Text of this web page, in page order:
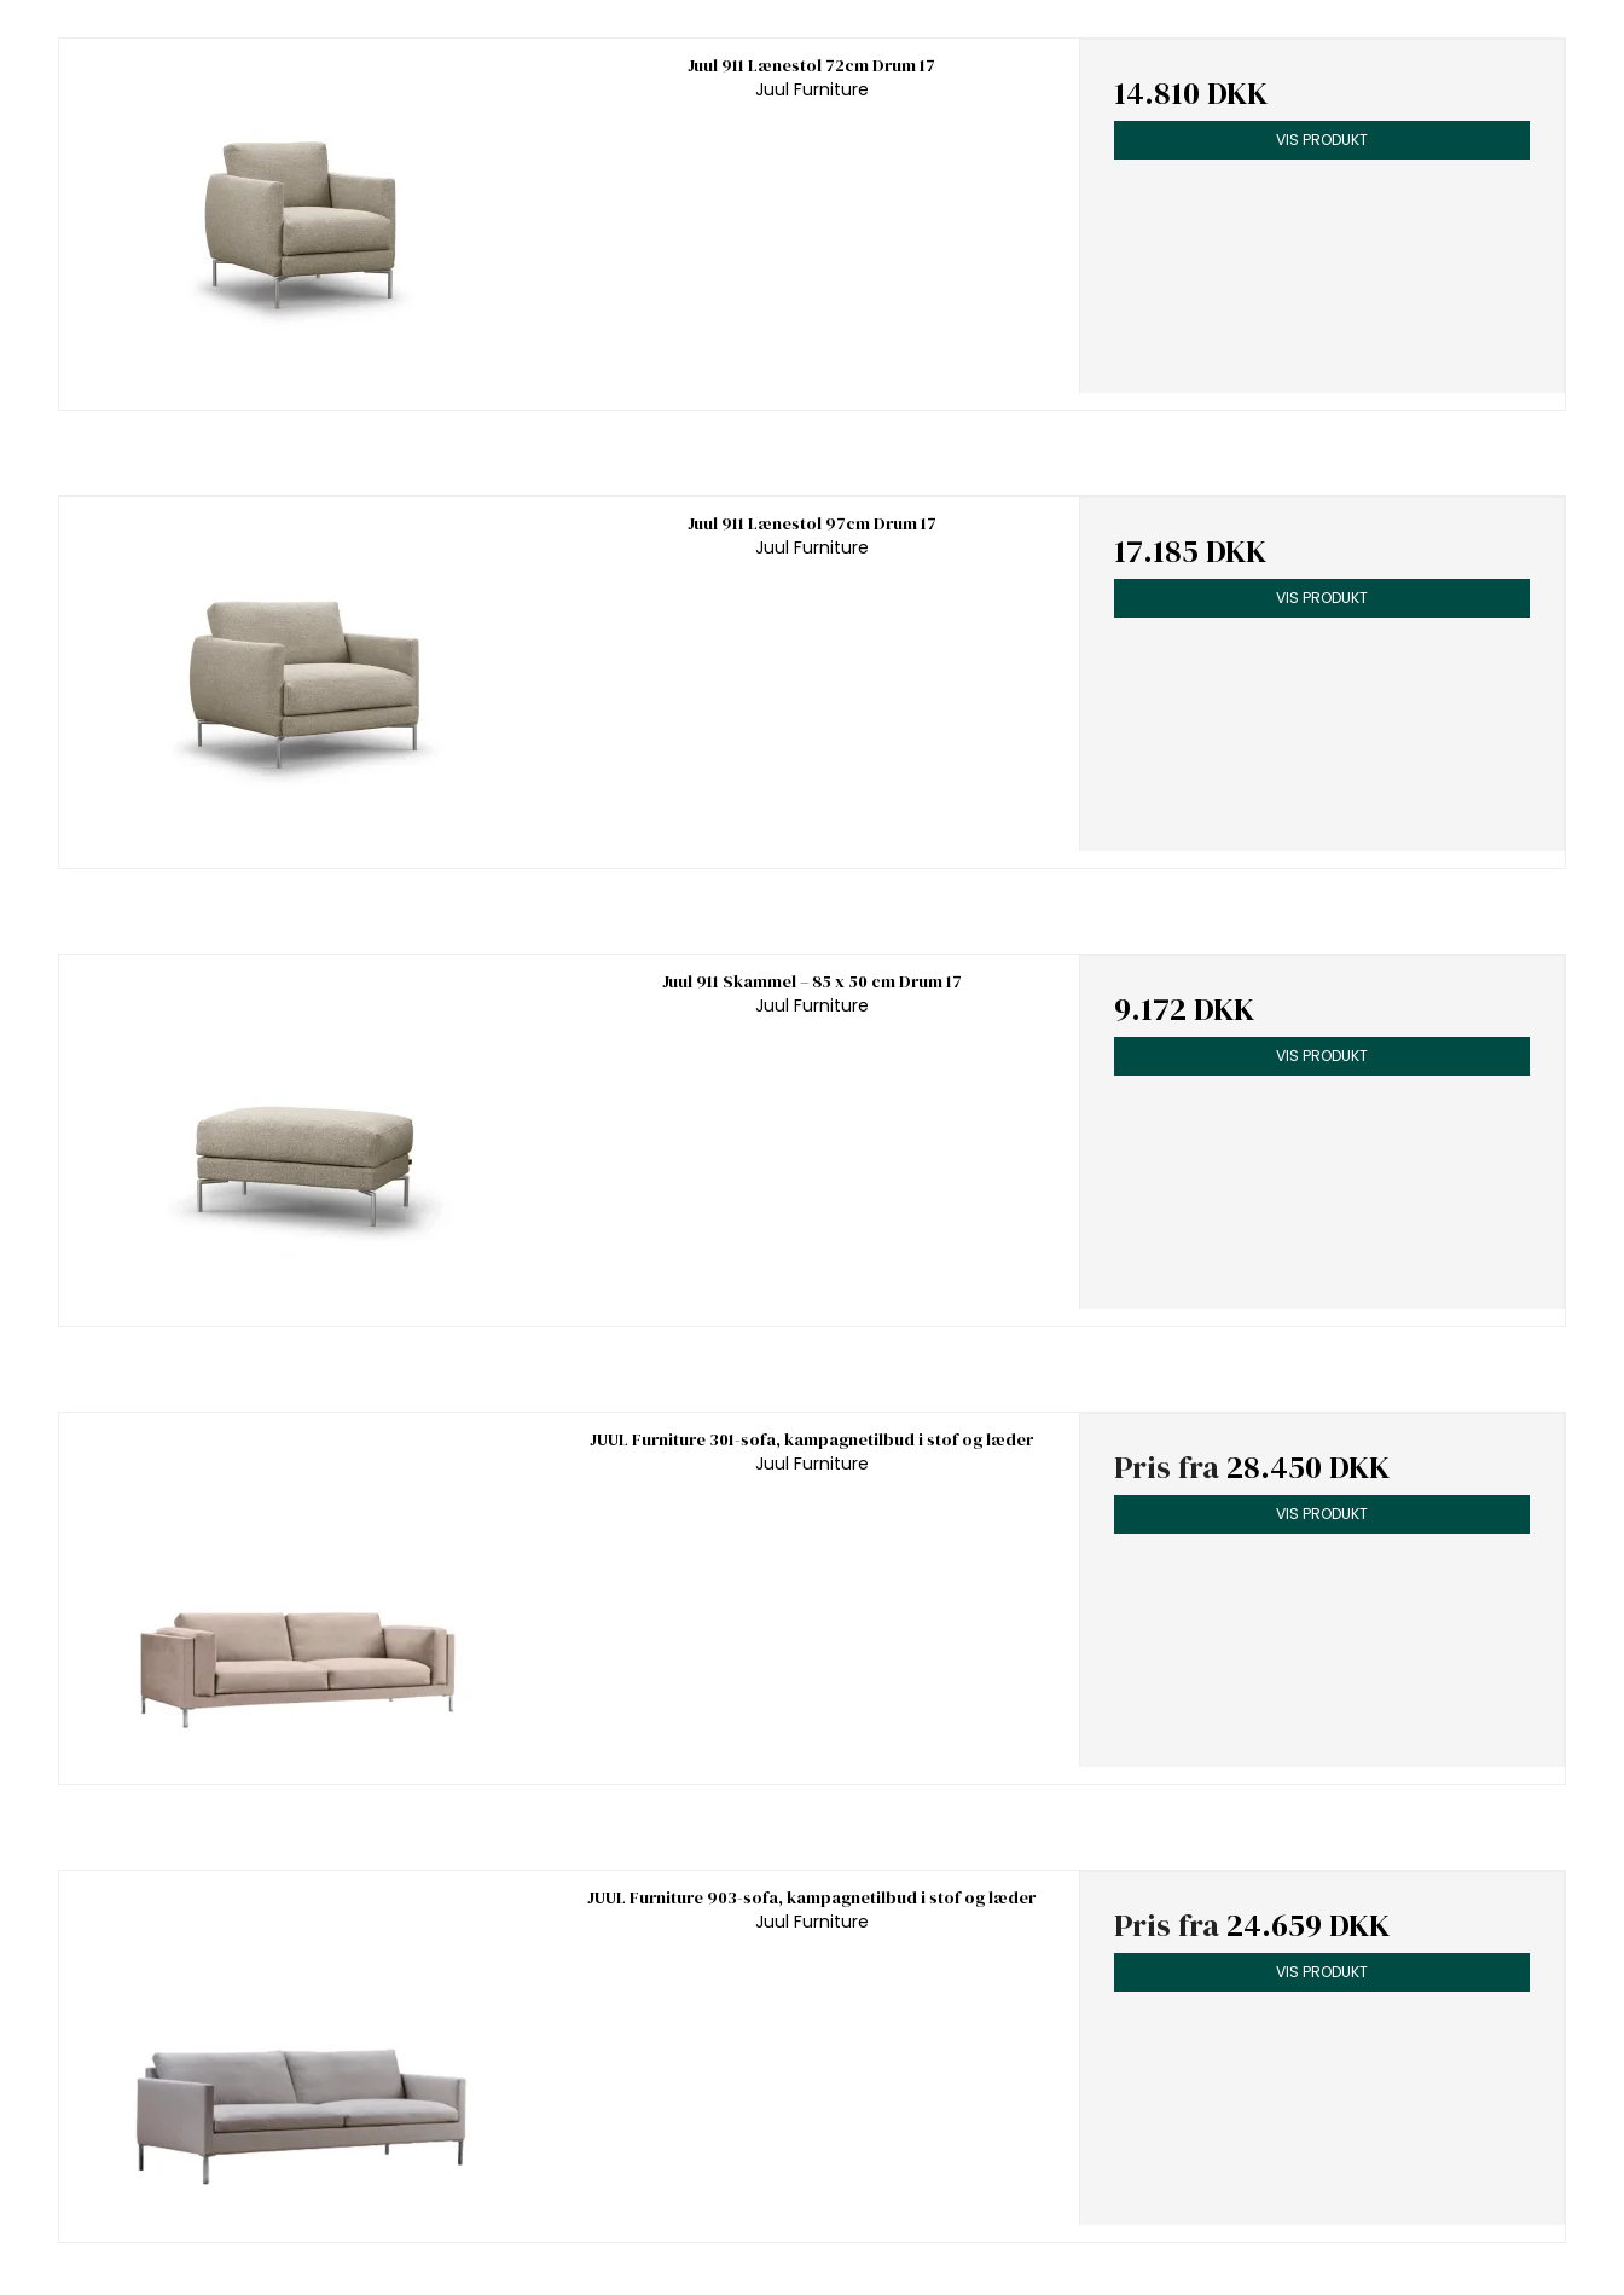
Juul 911 Lænestol 72cm Drum 17
Juul Furniture
14.810 DKK
VIS PRODUKT
Juul 911 Lænestol 97cm Drum 17
Juul Furniture
17.185 DKK
VIS PRODUKT
Juul 911 Skammel – 85 x 50 cm Drum 17
Juul Furniture
9.172 DKK
VIS PRODUKT
JUUL Furniture 301-sofa, kampagnetilbud i stof og læder
Juul Furniture
Pris fra28.450 DKK
VIS PRODUKT
JUUL Furniture 903-sofa, kampagnetilbud i stof og læder
Juul Furniture
Pris fra24.659 DKK
VIS PRODUKT